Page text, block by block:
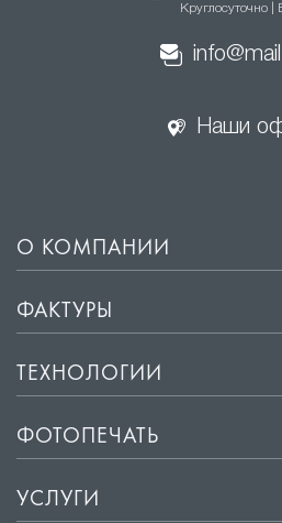
Круглосуточно |
Наши
О КОМПАНИИ
ФАКТУРЫ
ТЕХНОЛОГИИ
ФОТОПЕЧАТЬ
УСЛУГИ